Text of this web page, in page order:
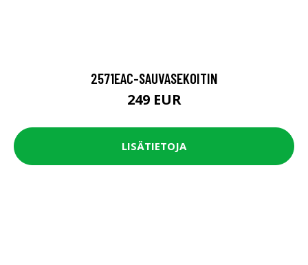
2571EAC-SAUVASEKOITIN
249 EUR
LISÄTIETOJA